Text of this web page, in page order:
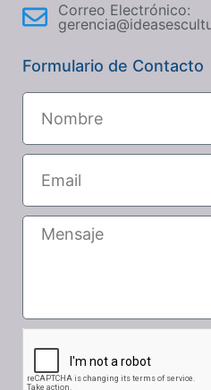
Correo Electrónico:
Formulario de Contacto